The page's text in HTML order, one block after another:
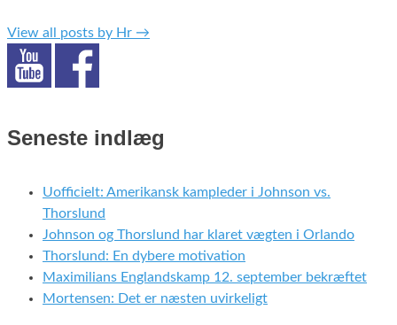
View all posts by Hr →
Seneste indlæg
Uofficielt: Amerikansk kampleder i Johnson vs.
Thorslund
Johnson og Thorslund har klaret vægten i Orlando
Thorslund: En dybere motivation
Maximilians Englandskamp 12. september bekræftet
Mortensen: Det er næsten uvirkeligt